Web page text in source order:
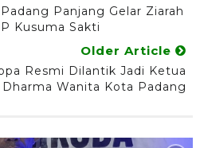
Panjang Gelar Ziarah
Kusuma Sakti
Older Article
Resmi Dilantik Jadi Ketua
Wanita Kota Padang